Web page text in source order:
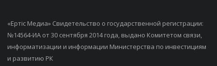
«Ертiс Медиа» Свидетельство о государственной регистрации:
№14564-ИА от 30 сентября 2014 года, выдано Комитетом связи,
информатизации и информации Министерства по инвестициям
и развитию РК